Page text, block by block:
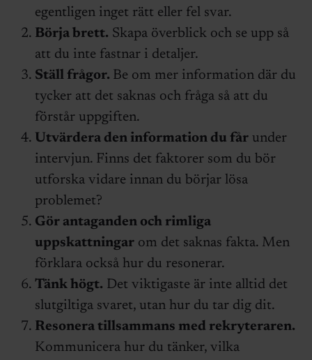
egentligen inget rätt eller fel svar.
Börja brett. Skapa överblick och se upp så
att du inte fastnar i detaljer.
Ställ frågor. Be om mer information där du
tycker att det saknas och fråga så att du
förstår uppgiften.
Utvärdera den information du fårunder
intervjun. Finns det faktorer som du bör
utforska vidare innan du börjar lösa
problemet?
Gör antaganden och rimliga
uppskattningarom det saknas fakta. Men
förklara också hur du resonerar.
Tänk högt. Det viktigaste är inte alltid det
slutgiltiga svaret, utan hur du tar dig dit.
Resonera tillsammans med rekryteraren.
Kommunicera hur du tänker, vilka